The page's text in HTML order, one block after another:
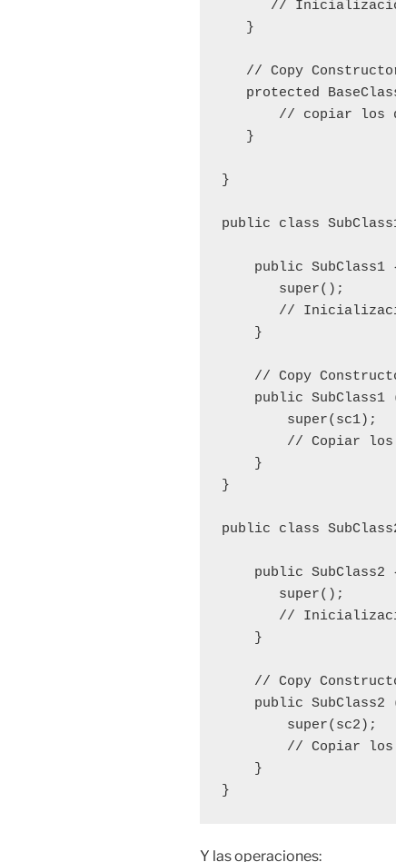
//
   }
// Copy
protected
// copiar los
   }
}
public class
public SubClass1
       super();
//
    }
// Copy
public SubClass1
        super(sc1);
// Copiar
    }
}
public class
public SubClass2
       super();
//
    }
// Copy
public SubClass2
        super(sc2);
// Copiar
    }
}
Y las operaciones: